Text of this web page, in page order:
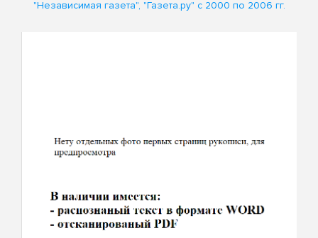
"Независимая газета", "Газета.ру" с 2000 по 2006 гг.